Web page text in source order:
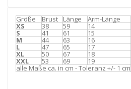
Größe Brust Länge Arm-Länge
XS 38 59 14
S 41 61 15
M 44 63 16
L 47 65 17
XL 50 67 18
XXL 53 69 19
alle Maße ca. in cm - Toleranz +/- 1 cm